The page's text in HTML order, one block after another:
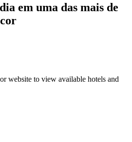
em uma das mais de
website to view available hotels and